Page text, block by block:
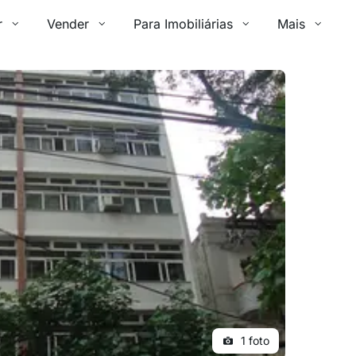
Vender Para Imobiliárias Mais
1 foto